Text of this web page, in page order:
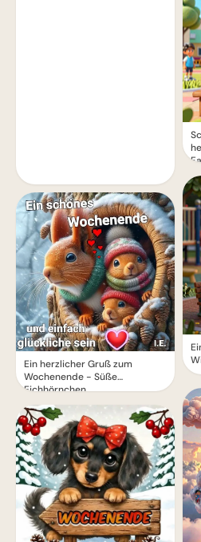
Ein herzlicher Gruß zum
Wochenende - Süße
Eichhörnchen